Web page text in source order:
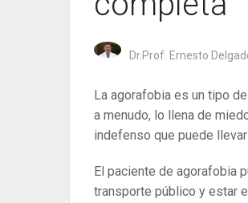
Dr.Prof. Ernesto
La agorafobia es un tipo
a menudo, lo llena de
indefenso que puede
El paciente de agorafobia
transporte público y estar